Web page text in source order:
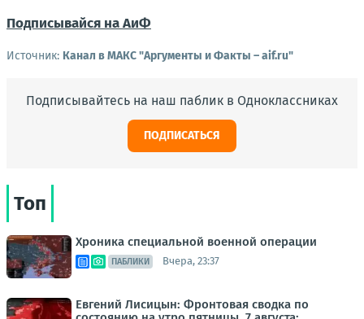
Подписывайся на АиФ
Источник: Канал в МАКС "Аргументы и Факты – aif.ru"
Подписывайтесь на наш паблик в Одноклассниках
ПОДПИСАТЬСЯ
Топ
Хроника специальной военной операции
ПАБЛИКИ Вчера, 23:37
Евгений Лисицын: Фронтовая сводка по